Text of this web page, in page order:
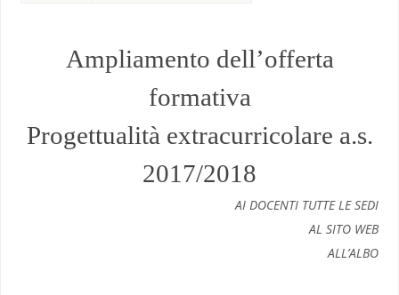
Ampliamento dell’offerta
formativa
Progettualità extracurricolare a.s.
2017/2018
AI DOCENTI TUTTE LE SEDI
AL SITO WEB
ALL’ALBO